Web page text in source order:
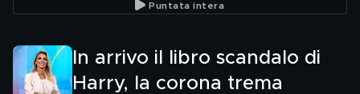
Puntata intera
In arrivo il libro scandalo di
Harry, la corona trema